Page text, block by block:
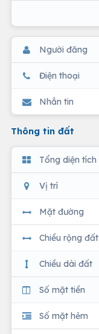
Người đăng
Điện thoại
Nhắn tin
Thông tin đất
Tổng diện tích
Vị trí
Mặt đường
Chiều rộng đất
Chiều dài đất
Số mặt tiền
Số mặt hẻm